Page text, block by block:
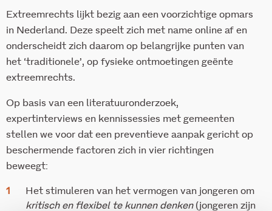
Extreemrechts lijkt bezig aan een voorzichtige opmars
in Nederland. Deze speelt zich met name online af en
onderscheidt zich daarom op belangrijke punten van
het ‘traditionele’, op fysieke ontmoetingen geënte
extreemrechts.
Op basis van een literatuuronderzoek,
expertinterviews en kennissessies met gemeenten
stellen we voor dat een preventieve aanpak gericht op
beschermende factoren zich in vier richtingen
beweegt:
Het stimuleren van het vermogen van jongeren om
kritisch en flexibel te kunnen denken(jongeren zijn